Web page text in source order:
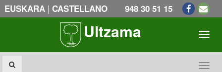
EUSKARA | CASTELLANO 948 30 51 15
Ultzama